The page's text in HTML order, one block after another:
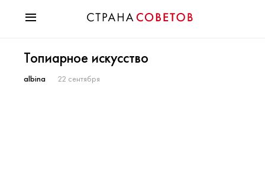
Мода
Звезды
Топиарное искусство
albina 22 сентября